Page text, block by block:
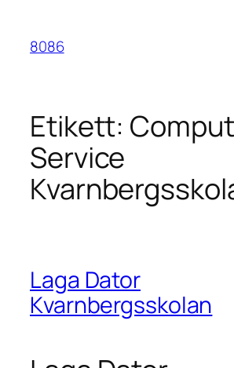
innehåll
8086
Etikett:
Service
Laga Dator
Kvarnbergsskolan